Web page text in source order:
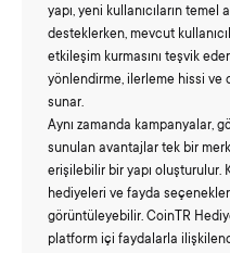
yapı, yeni kullanıcıların temel
desteklerken, mevcut
etkileşim kurmasını teşvik
yönlendirme, ilerleme hissi ve
sunar.
Aynı zamanda kampanyalar,
sunulan avantajlar tek bir
erişilebilir bir yapı oluşturulur.
hediyeleri ve fayda
görüntüleyebilir. CoinTR
platform içi faydalarla